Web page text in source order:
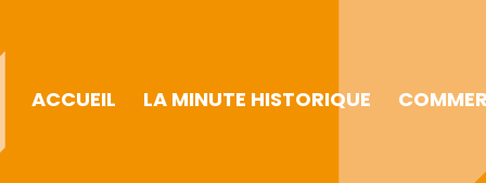
ACCUEIL LA MINUTE HISTORIQUE